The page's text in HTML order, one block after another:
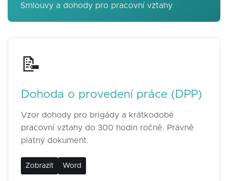
Smlouvy a dohody pro pracovní vztahy
📝
Dohoda o provedení práce (DPP)
Vzor dohody pro brigády a krátkodobé
pracovní vztahy do 300 hodin ročně. Právně
platný dokument.
Zobrazit Word